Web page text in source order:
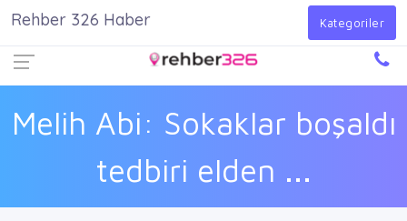
Giriş Yap
Melih Abi: Sokaklar boşaldı
tedbiri elden ...
Rehber 326 Haber Kategoriler